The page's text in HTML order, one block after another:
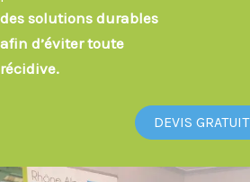
des solutions durables
afin d’éviter toute
récidive.
DEVIS GRATUIT